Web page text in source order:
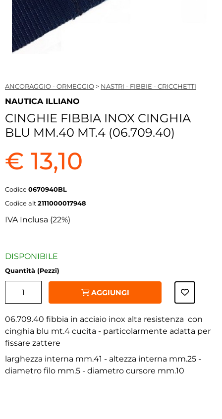
‹
ANCORAGGIO - ORMEGGIO > NASTRI - FIBBIE - CRICCHETTI
NAUTICA ILLIANO
CINGHIE FIBBIA INOX CINGHIA
BLU MM.40 MT.4 (06.709.40)
€ 13,10
Codice 0670940BL
Codice alt 2111000017948
IVA Inclusa (22%)
DISPONIBILE
Quantità (Pezzi)
AGGIUNGI
06.709.40 fibbia in acciaio inox alta resistenza con
cinghia blu mt.4 cucita - particolarmente adatta per
fissare zattere
larghezza interna mm.41 - altezza interna mm.25 -
diametro filo mm.5 - diametro cursore mm.10